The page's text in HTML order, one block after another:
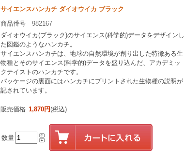
サイエンスハンカチ ダイオウイカ ブラック
商品番号 982167
ダイオウイカ(ブラック)のサイエンス(科学的)データをデザインし
た図鑑のようなハンカチ。
サイエンスハンカチは、地球の自然環境が創り出した特徴ある生
物種とそのサイエンス(科学的)データを盛り込んだ、アカデミッ
クテイストのハンカチです。
パッケージの裏面にはハンカチにプリントされた生物種の説明が
記されています。
販売価格 1,870円(税込)
数量